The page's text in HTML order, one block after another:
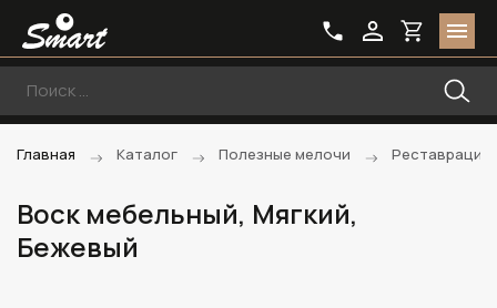
Главная Каталог Полезные мелочи
Воск мебельный, Мягкий,
Бежевый